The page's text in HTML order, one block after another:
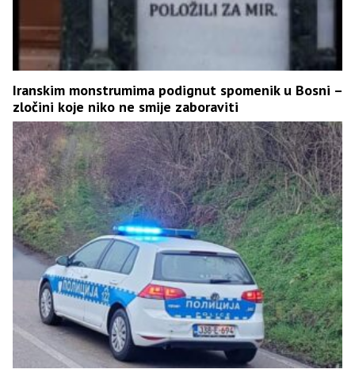
Iranskim monstrumima podignut spomenik u Bosni –
zločini koje niko ne smije zaboraviti